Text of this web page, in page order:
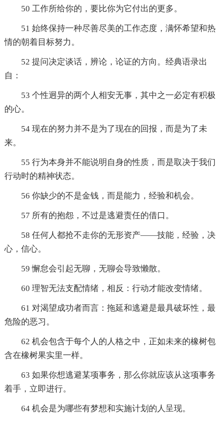
50 工作所给你的，要比你为它付出的更多。
51 始终保持一种尽善尽美的工作态度，满怀希望和热
情的朝着目标努力。
52 提问决定谈话，辨论，论证的方向。经典语录出
自：
53 个性迥异的两个人相安无事，其中之一必定有积极
的心。
54 现在的努力并不是为了现在的回报，而是为了未
来。
55 行为本身并不能说明自身的性质，而是取决于我们
行动时的精神状态。
56 你缺少的不是金钱，而是能力，经验和机会。
57 所有的抱怨，不过是逃避责任的借口。
58 任何人都抢不走你的无形资产——技能，经验，决
心，信心。
59 懈怠会引起无聊，无聊会导致懒散。
60 理智无法支配情绪，相反：行动才能改变情绪。
61 对渴望成功者而言：拖延和逃避是最具破坏性，最
危险的恶习。
62 机会包含于每个人的人格之中，正如未来的橡树包
含在橡树果实里一样。
63 如果你想逃避某项事务，那么你就应该从这项事务
着手，立即进行。
64 机会是为哪些有梦想和实施计划的人呈现。